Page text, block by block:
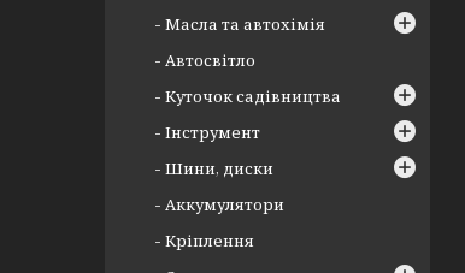
Масла та автохімія
Автосвітло
Куточок садівництва
Інструмент
Шини, диски
Аккумулятори
Кріплення